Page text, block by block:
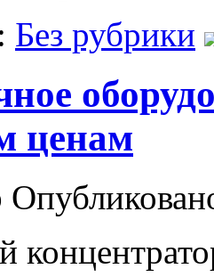
Без рубрики
ценам